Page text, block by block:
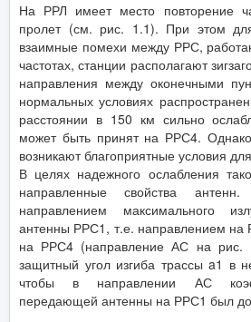
На РРЛ имеет место повторение
пролет (см. рис. 1.1). При этом
взаимные помехи между РРС,
частотах, станции располагают
направления между оконечными
нормальных условиях
расстоянии в 150 км сильно
может быть принят на РРС4.
возникают благоприятные условия
В целях надежного ослабления
направленные свойства
направлением максимального
антенны РРС1, т.е. направлением
на РРС4 (направление АС на рис.
защитный угол изгиба трассы a1 в
чтобы в направлении АС
передающей антенны на РРС1 был